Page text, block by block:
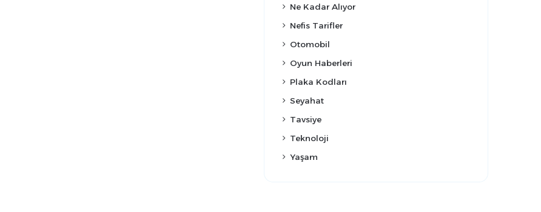
Ne Kadar Alıyor
Nefis Tarifler
Otomobil
Oyun Haberleri
Plaka Kodları
Seyahat
Tavsiye
Teknoloji
Yaşam